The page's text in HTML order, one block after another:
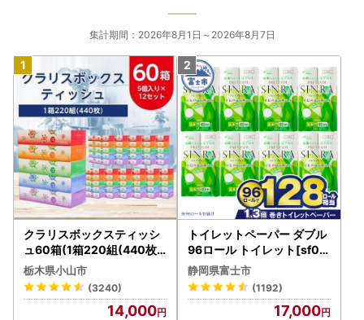
集計期間：2026年8月1日～2026年8月7日
クラリスボックスティッシ
ュ60箱(1箱220組(440枚))
(5個入り×12セット)【配送
不可地域：離島・沖縄県】
【1256759】
栃木県小山市
(3240)
14,000
トイレットペーパー ダブル
96ロール トイレット[sf00
1-012]
静岡県富士市
(1192)
17,000